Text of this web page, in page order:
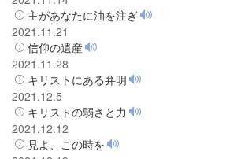
主があなたに油を注ぎ
2021.11.21
信仰の遺産
2021.11.28
キリストにある弁明
2021.12.5
キリストの弱さと力
2021.12.12
見よ、この時を